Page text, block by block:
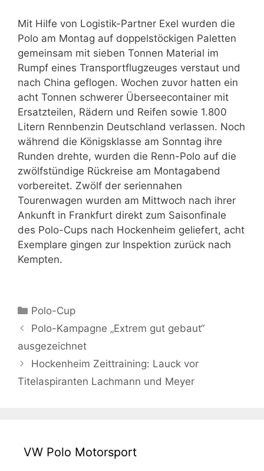
Mit Hilfe von Logistik-Partner Exel wurden die
Polo am Montag auf doppelstöckigen Paletten
gemeinsam mit sieben Tonnen Material im
Rumpf eines Transportflugzeuges verstaut und
nach China geflogen. Wochen zuvor hatten ein
acht Tonnen schwerer Überseecontainer mit
Ersatzteilen, Rädern und Reifen sowie 1.800
Litern Rennbenzin Deutschland verlassen. Noch
während die Königsklasse am Sonntag ihre
Runden drehte, wurden die Renn-Polo auf die
zwölfstündige Rückreise am Montagabend
vorbereitet. Zwölf der seriennahen
Tourenwagen wurden am Mittwoch nach ihrer
Ankunft in Frankfurt direkt zum Saisonfinale
des Polo-Cups nach Hockenheim geliefert, acht
Exemplare gingen zur Inspektion zurück nach
Kempten.
Kategorien
Polo-Cup
Polo-Kampagne „Extrem gut gebaut“
ausgezeichnet
Hockenheim Zeittraining: Lauck vor
Titelaspiranten Lachmann und Meyer
VW Polo Motorsport